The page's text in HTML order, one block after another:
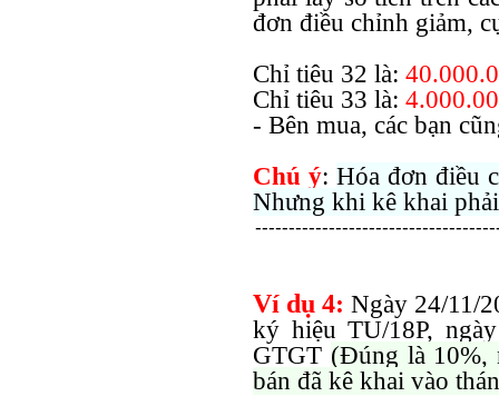
đơn điều chỉnh giảm,
Chỉ tiêu 32 là:
Chỉ tiêu 33 là:
- Bên mua, các bạn
Chú ý:Hóa đơn điều
Nhưng khi kê khai
Ví dụ 4: Ngày 24/11/
ký hiệu TU/18P,
GTGT (Đúng là 10%,
bán đã kê khai vào